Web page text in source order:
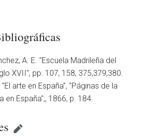
A. E. ''Escuela Madrileña del
XVII'', pp. 107, 158, 375,379,380.
arte en España'', ''Páginas de la
en España'';, 1866, p. 184.